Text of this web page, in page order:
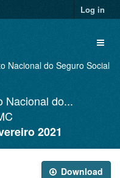
Log in
Nacional do...
2021
Download